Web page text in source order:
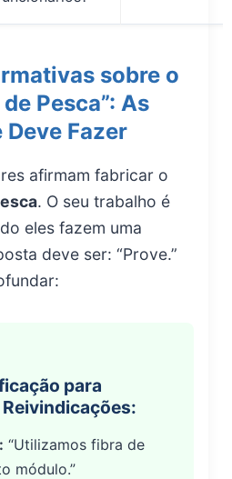
sobre o
Pesca”: As
Fazer
afirmam fabricar o
. O seu trabalho é
eles fazem uma
deve ser: “Prove.”
para
“Utilizamos fibra de
módulo.”